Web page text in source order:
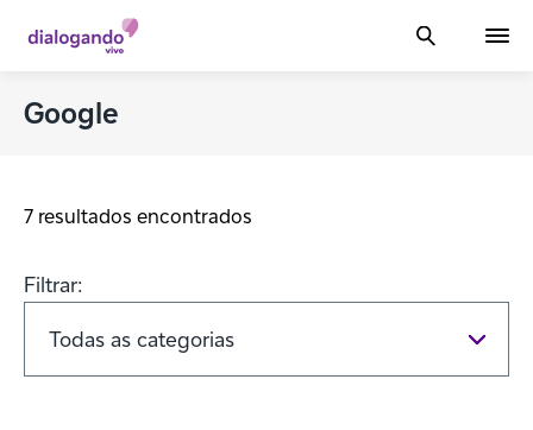
Google
7 resultados encontrados
Filtrar: